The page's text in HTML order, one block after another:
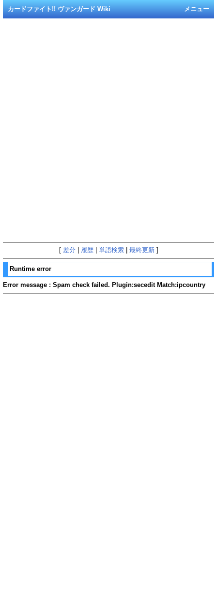
メニュー
カードファイト!! ヴァンガード Wiki
[ 差分 履歴| 単語検索| 最終更新]
Runtime error
Error message : Spam check failed. Plugin:secedit Match:ipcountry